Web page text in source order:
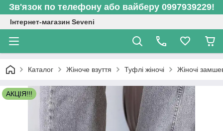
Зв'язок по телефону або вайберу 0997939229!
Інтернет-магазин Seveni
Каталог Жіноче взуття Туфлі жіночі Жіночі
АКЦІЯ!!!